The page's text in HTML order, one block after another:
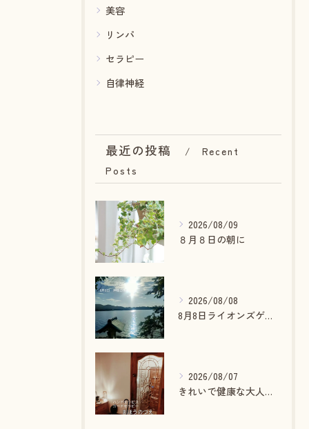
美容
リンパ
セラピー
自律神経
最近の投稿
Recent
Posts
2026/08/09
８月８日の朝に
2026/08/08
8月8日ライオンズゲート最大開放
2026/08/07
きれいで健康な大人でありたい貴方へ🪄